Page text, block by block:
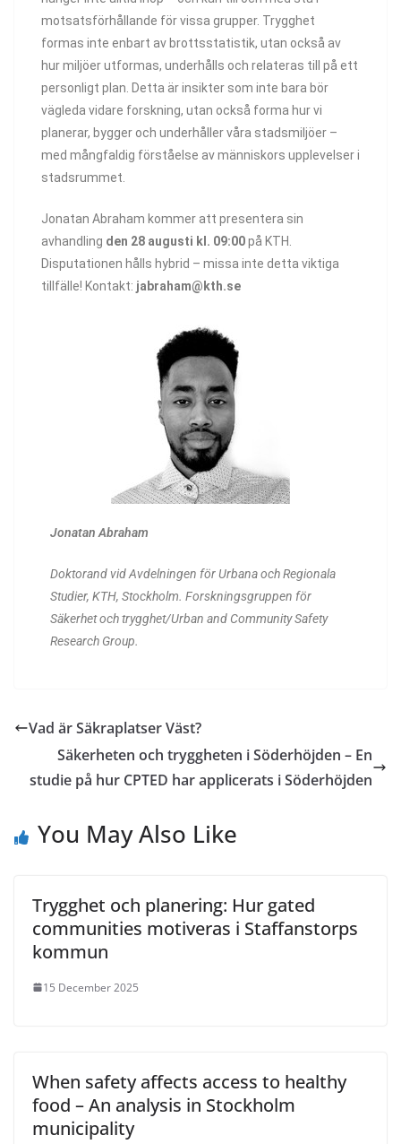
motsatsförhållande för vissa grupper. Trygghet
formas inte enbart av brottsstatistik, utan också av
hur miljöer utformas, underhålls och relateras till på ett
personligt plan. Detta är insikter som inte bara bör
vägleda vidare forskning, utan också forma hur vi
planerar, bygger och underhåller våra stadsmiljöer –
med mångfaldig förståelse av människors upplevelser i
stadsrummet.
Jonatan Abraham kommer att presentera sin
avhandling den 28 augusti kl. 09:00på KTH.
Disputationen hålls hybrid – missa inte detta viktiga
tillfälle! Kontakt: jabraham@kth.se
Jonatan Abraham
Doktorand vid Avdelningen för Urbana och Regionala
Studier, KTH, Stockholm. Forskningsgruppen för
Säkerhet och trygghet/Urban and Community Safety
Research Group.
Vad är Säkraplatser Väst?
Säkerheten och tryggheten i Söderhöjden – En
studie på hur CPTED har applicerats i Söderhöjden
You May Also Like
Trygghet och planering: Hur gated
communities motiveras i Staffanstorps
kommun
15 December 2025
When safety affects access to healthy
food – An analysis in Stockholm
municipality